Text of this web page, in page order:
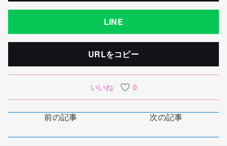
LINE
URLをコピー
いいね 0
前の記事 次の記事